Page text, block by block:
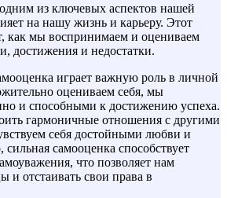
из ключевых аспектов нашей
на нашу жизнь и карьеру. Этот
как мы воспринимаем и оцениваем
достижения и недостатки.
играет важную роль в личной
оцениваем себя, мы
и способными к достижению успеха.
гармоничные отношения с другими
себя достойными любви и
самооценка способствует
что позволяет нам
и отстаивать свои права в